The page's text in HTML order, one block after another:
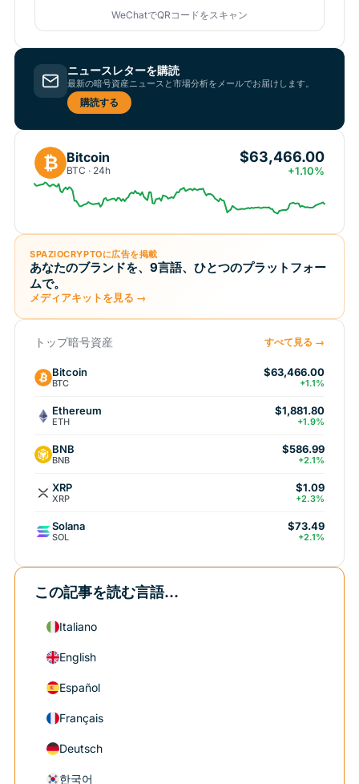
WeChatでQRコードをスキャン
ニュースレターを購読
最新の暗号資産ニュースと市場分析をメールでお届けします。
購読する
₿ Bitcoin
BTC · 24h
$63,466.00
+1.10%
SPAZIOCRYPTOに広告を掲載
あなたのブランドを、9言語、ひとつのプラットフォー
ムで。
メディアキットを見る →
トップ暗号資産 すべて見る →
Bitcoin
BTC
$63,466.00
+1.1%
Ethereum
ETH
$1,881.80
+1.9%
BNB
BNB
$586.99
+2.1%
XRP
XRP
$1.09
+2.3%
Solana
SOL
$73.49
+2.1%
この記事を読む言語...
Italiano
English
Español
Français
Deutsch
한국어